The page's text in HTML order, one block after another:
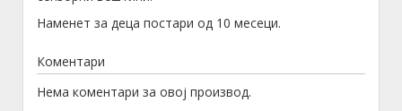
Наменет за деца постари од 10 месеци.
Коментари
Нема коментари за овој производ.